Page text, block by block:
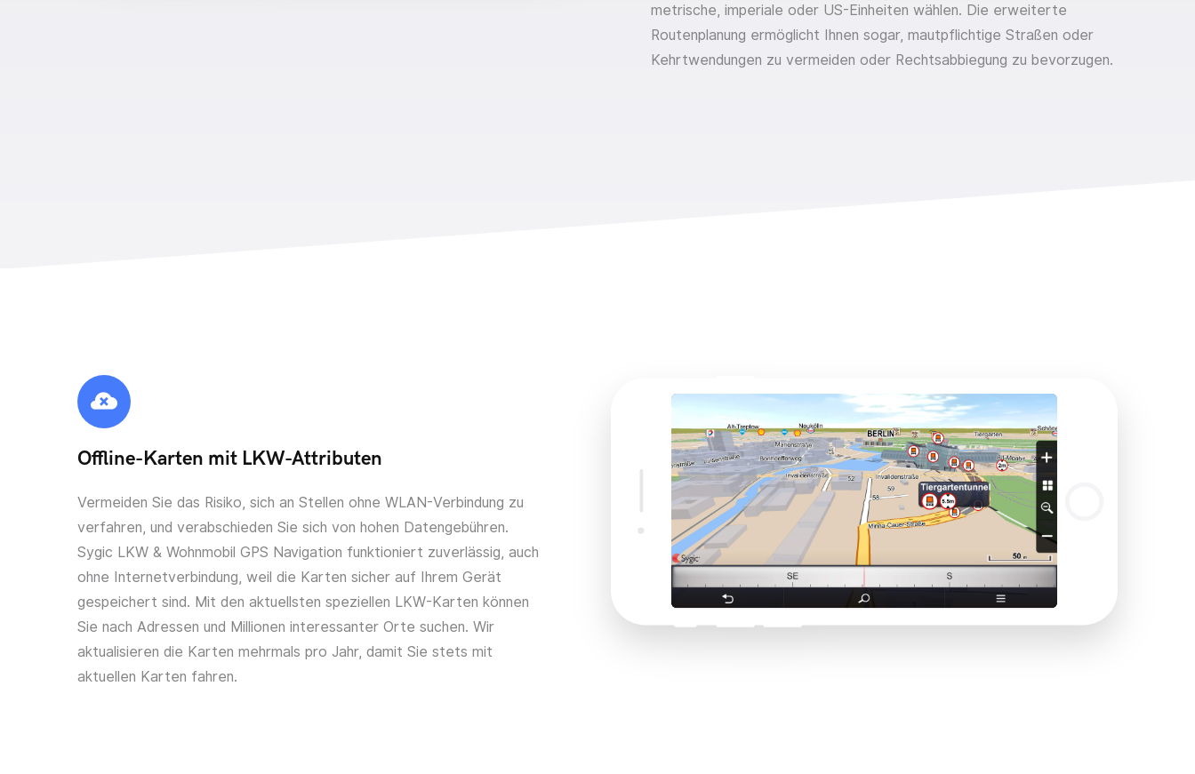
metrische, imperiale oder US-Einheiten wählen. Die erweiterte
Routenplanung ermöglicht Ihnen sogar, mautpflichtige Straßen oder
Kehrtwendungen zu vermeiden oder Rechtsabbiegung zu bevorzugen.
Offline-Karten mit LKW-Attributen
Vermeiden Sie das Risiko, sich an Stellen ohne WLAN-Verbindung zu
verfahren, und verabschieden Sie sich von hohen Datengebühren.
Sygic LKW & Wohnmobil GPS Navigation funktioniert zuverlässig, auch
ohne Internetverbindung, weil die Karten sicher auf Ihrem Gerät
gespeichert sind. Mit den aktuellsten speziellen LKW-Karten können
Sie nach Adressen und Millionen interessanter Orte suchen. Wir
aktualisieren die Karten mehrmals pro Jahr, damit Sie stets mit
aktuellen Karten fahren.